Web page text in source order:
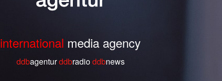
international media agency
ddbagenturddbradioddbnews